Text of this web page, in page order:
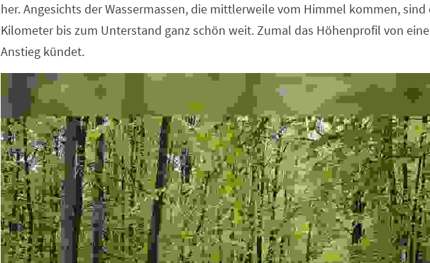
her. Angesichts der Wassermassen, die mittlerweile vom Himmel kommen,
Kilometer bis zum Unterstand ganz schön weit. Zumal das Höhenprofil von
Anstieg kündet.